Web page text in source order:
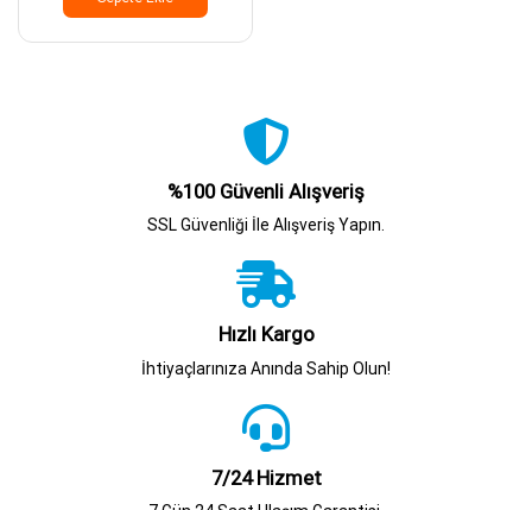
%100 Güvenli Alışveriş
SSL Güvenliği İle Alışveriş Yapın.
Hızlı Kargo
İhtiyaçlarınıza Anında Sahip Olun!
7/24 Hizmet